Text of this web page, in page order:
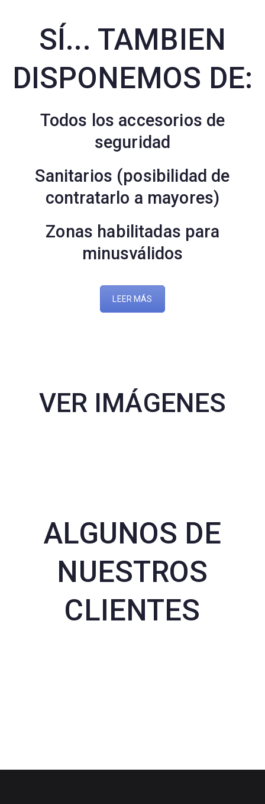
SÍ... TAMBIEN
DISPONEMOS DE:
Todos los accesorios de
seguridad
Sanitarios (posibilidad de
contratarlo a mayores)
Zonas habilitadas para
minusválidos
LEER MÁS
VER IMÁGENES
ALGUNOS DE
NUESTROS
CLIENTES